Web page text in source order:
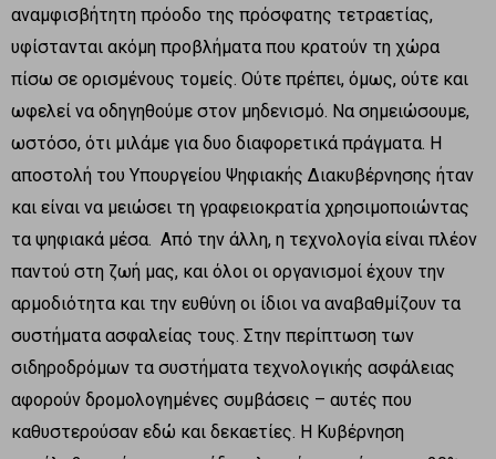
αναμφισβήτητη πρόοδο της πρόσφατης τετραετίας,
υφίστανται ακόμη προβλήματα που κρατούν τη χώρα
πίσω σε ορισμένους τομείς. Ούτε πρέπει, όμως, ούτε και
ωφελεί να οδηγηθούμε στον μηδενισμό. Να σημειώσουμε,
ωστόσο, ότι μιλάμε για δυο διαφορετικά πράγματα. Η
αποστολή του Υπουργείου Ψηφιακής Διακυβέρνησης ήταν
και είναι να μειώσει τη γραφειοκρατία χρησιμοποιώντας
τα ψηφιακά μέσα. Από την άλλη, η τεχνολογία είναι πλέον
παντού στη ζωή μας, και όλοι οι οργανισμοί έχουν την
αρμοδιότητα και την ευθύνη οι ίδιοι να αναβαθμίζουν τα
συστήματα ασφαλείας τους. Στην περίπτωση των
σιδηροδρόμων τα συστήματα τεχνολογικής ασφάλειας
αφορούν δρομολογημένες συμβάσεις – αυτές που
καθυστερούσαν εδώ και δεκαετίες. Η Κυβέρνηση